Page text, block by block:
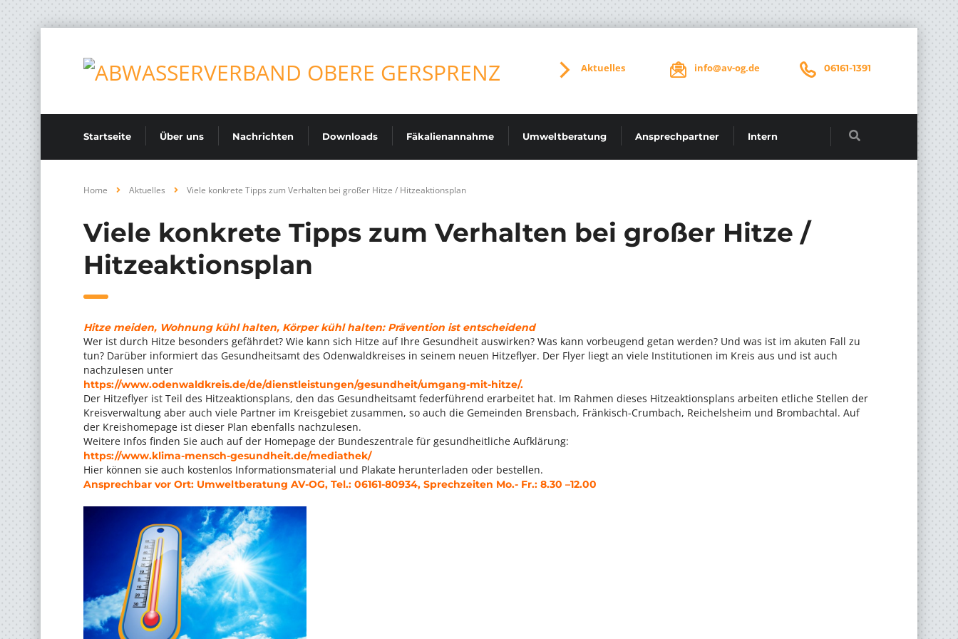
06161-1391
info@av-og.de
Aktuelles
Startseite Über uns Nachrichten Downloads Fäkalienannahme Umweltberatung Ansprechpartner Intern
Home Aktuelles Viele konkrete Tipps zum Verhalten bei großer Hitze / Hitzeaktionsplan
Viele konkrete Tipps zum Verhalten bei großer Hitze /
Hitzeaktionsplan
Hitze meiden, Wohnung kühl halten, Körper kühl halten: Prävention ist entscheidend
Wer ist durch Hitze besonders gefährdet? Wie kann sich Hitze auf Ihre Gesundheit auswirken? Was kann vorbeugend getan werden? Und was ist im akuten Fall zu
tun? Darüber informiert das Gesundheitsamt des Odenwaldkreises in seinem neuen Hitzeflyer. Der Flyer liegt an viele Institutionen im Kreis aus und ist auch
nachzulesen unter
https://www.odenwaldkreis.de/de/dienstleistungen/gesundheit/umgang-mit-hitze/.
Der Hitzeflyer ist Teil des Hitzeaktionsplans, den das Gesundheitsamt federführend erarbeitet hat. Im Rahmen dieses Hitzeaktionsplans arbeiten etliche Stellen der
Kreisverwaltung aber auch viele Partner im Kreisgebiet zusammen, so auch die Gemeinden Brensbach, Fränkisch-Crumbach, Reichelsheim und Brombachtal. Auf
der Kreishomepage ist dieser Plan ebenfalls nachzulesen.
Weitere Infos finden Sie auch auf der Homepage der Bundeszentrale für gesundheitliche Aufklärung:
https://www.klima-mensch-gesundheit.de/mediathek/
Hier können sie auch kostenlos Informationsmaterial und Plakate herunterladen oder bestellen.
Ansprechbar vor Ort: Umweltberatung AV-OG, Tel.: 06161-80934, Sprechzeiten Mo.- Fr.: 8.30 –12.00